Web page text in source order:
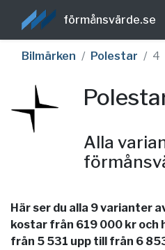
förmånsvärde.se
Bilmärken Polestar 4
Alla
Här ser du alla 9 varianter
kostar från 619 000 kr
från 5 531 upp till från 6